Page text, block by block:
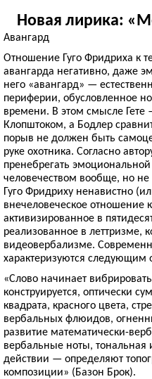
Новая лирика:
Авангард
Отношение Гуго Фридриха к
авангарда негативно, даже
него «авангард» —
периферии, обусловленное
времени. В этом смысле Гете
Клопштоком, а Бодлер
порыв не должен быть
руке охотника. Согласно
пренебрегать
человечеством вообще, но
Гуго Фридриху ненавистно
внечеловеческое отношение
активизированное в
реализованное в леттризме,
видеовербализме.
характеризуются следующим
«Слово начинает
конструируется, оптически
квадрата, красного цвета,
вербальных флюидов,
развитие математически-
вербальные ноты, тональная
действии — определяют
композиции» (Базон Брок).